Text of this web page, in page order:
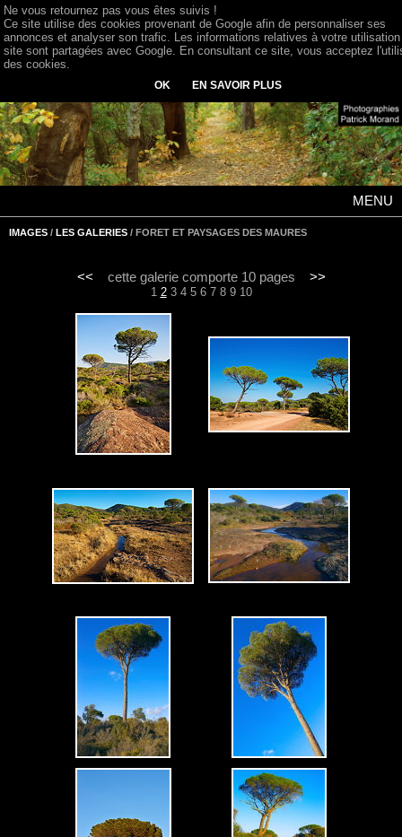
MENU
IMAGES / LES GALERIES / FORET ET PAYSAGES DES MAURES
<< cette galerie comporte 10 pages >>
1 2 3 4 5 6 7 8 9 10
Ne vous retournez pas vous êtes suivis !
Ce site utilise des cookies provenant de Google afin de personnaliser ses
annonces et analyser son trafic. Les informations relatives à votre
site sont partagées avec Google. En consultant ce site, vous acceptez
des cookies.
OK EN SAVOIR PLUS